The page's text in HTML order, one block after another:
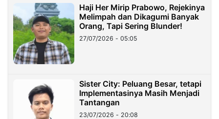
Haji Her Mirip Prabowo, Rejekinya
Melimpah dan Dikagumi Banyak
Orang, Tapi Sering Blunder!
27/07/2026 - 05:05
Sister City: Peluang Besar, tetapi
Implementasinya Masih Menjadi
Tantangan
23/07/2026 - 20:08